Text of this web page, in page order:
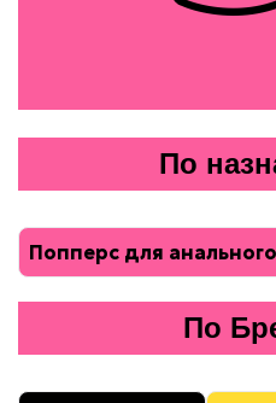
По
Попперс для
По